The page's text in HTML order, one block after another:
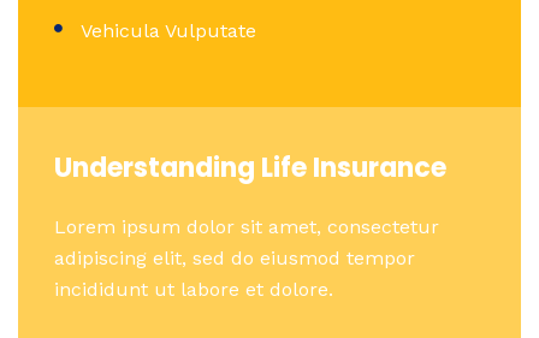
Vehicula Vulputate
Understanding Life Insurance
Lorem ipsum dolor sit amet, consectetur
adipiscing elit, sed do eiusmod tempor
incididunt ut labore et dolore.